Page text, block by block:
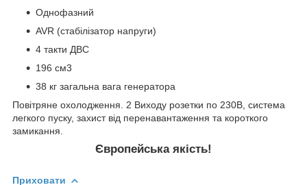
Однофазний
AVR (стабілізатор напруги)
4 такти ДВС
196 см3
38 кг загальна вага генератора
Повітряне охолодження. 2 Виходу розетки по 230В, система
легкого пуску, захист від перенавантаження та короткого
замикання.
Європейська якість!
Приховати